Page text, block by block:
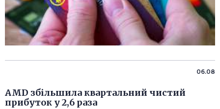
06.08
AMD збільшила квартальний чистий
прибуток у 2,6 раза